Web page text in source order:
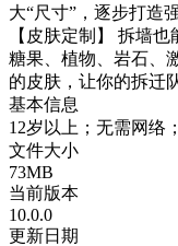
大“尺寸”，逐步打造
【皮肤定制】 拆墙
糖果、植物、岩石、
的皮肤，让你的拆迁
基本信息
12岁以上；无需网络
文件大小
73MB
当前版本
10.0.0
更新日期